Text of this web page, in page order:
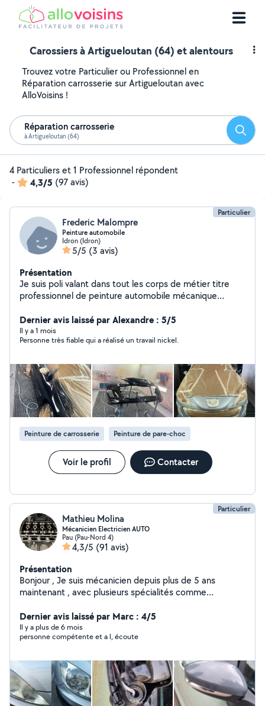
Carossiers à Artigueloutan (64) et alentours
Trouvez votre Particulier ou Professionnel en
Réparation carrosserie sur Artigueloutan avec
AlloVoisins !
Réparation carrosserie
à Artigueloutan (64)
4 Particuliers et 1 Professionnel répondent
-
4,3/5 (97 avis)
Particulier
Frederic Malompre
Peinture automobile
Idron (Idron)
5/5 (3 avis)
Présentation
Je suis poli valant dans tout les corps de métier titre
professionnel de peinture automobile mécanique
Dernier avis laissé par Alexandre : 5/5
Il y a 1 mois
Personne très fiable qui a réalisé un travail nickel.
Peinture de carrosserie Peinture de pare-choc
Voir le profil Contacter
Particulier
Mathieu Molina
Mécanicien Electricien AUTO
Pau (Pau-Nord 4)
4,3/5 (91 avis)
Présentation
Bonjour , Je suis mécanicien depuis plus de 5 ans
maintenant , avec plusieurs spécialités comme
du simplement remplacement de pièces à la recherche
de pannes. Je possède tout les outils qu'il faut pour
effectuer un diagnostic précis.
Dernier avis laissé par Marc : 4/5
Il y a plus de 6 mois
personne compétente et a l, écoute